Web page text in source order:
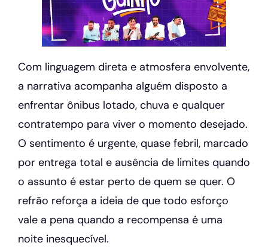
Com linguagem direta e atmosfera envolvente,
a narrativa acompanha alguém disposto a
enfrentar ônibus lotado, chuva e qualquer
contratempo para viver o momento desejado.
O sentimento é urgente, quase febril, marcado
por entrega total e ausência de limites quando
o assunto é estar perto de quem se quer. O
refrão reforça a ideia de que todo esforço
vale a pena quando a recompensa é uma
noite inesquecível.